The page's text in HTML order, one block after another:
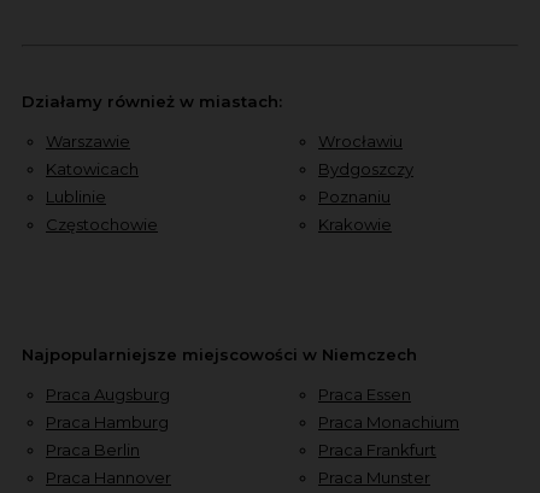
Działamy również w miastach:
Warszawie
Katowicach
Lublinie
Częstochowie
Wrocławiu
Bydgoszczy
Poznaniu
Krakowie
Najpopularniejsze miejscowości w Niemczech
Praca Augsburg
Praca Hamburg
Praca Berlin
Praca Hannover
Praca Essen
Praca Monachium
Praca Frankfurt
Praca Munster